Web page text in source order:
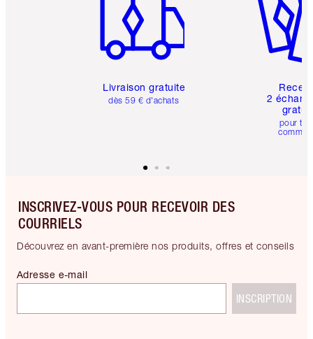
Livraison gratuite
dès 59 € d'achats
2
pour
INSCRIVEZ-VOUS POUR RECEVOIR DES
COURRIELS
Découvrez en avant-première nos produits, offres et conseils
Adresse e-mail
INSCRIPTION